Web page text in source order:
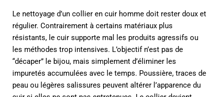
Le nettoyage d’un collier en cuir homme doit rester doux et
régulier. Contrairement à certains matériaux plus
résistants, le cuir supporte mal les produits agressifs ou
les méthodes trop intensives. L’objectif n’est pas de
“décaper” le bijou, mais simplement d’éliminer les
impuretés accumulées avec le temps. Poussière, traces de
peau ou légères salissures peuvent altérer l’apparence du